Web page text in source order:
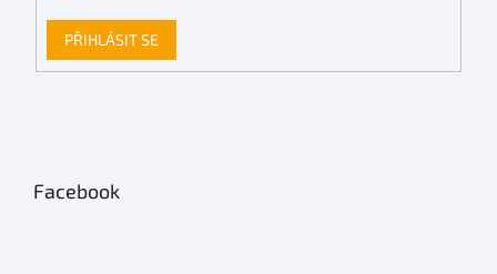
PŘIHLÁSIT SE
Facebook